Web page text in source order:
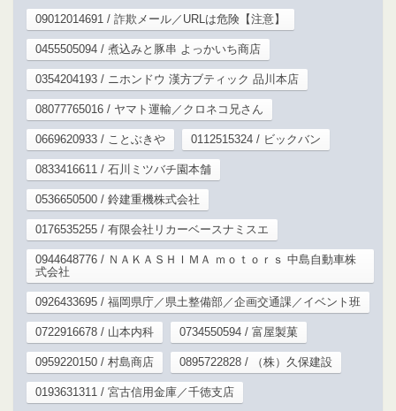
09012014691 / 詐欺メール／URLは危険【注意】
0455505094 / 煮込みと豚串 よっかいち商店
0354204193 / ニホンドウ 漢方ブティック 品川本店
08077765016 / ヤマト運輸／クロネコ兄さん
0669620933 / ことぶきや 0112515324 / ビックバン
0833416611 / 石川ミツバチ園本舗
0536650500 / 鈴建重機株式会社
0176535255 / 有限会社リカーベースナミスエ
0944648776 / ＮＡＫＡＳＨＩＭＡ ｍｏｔｏｒｓ 中島自動車株
式会社
0926433695 / 福岡県庁／県土整備部／企画交通課／イベント班
0722916678 / 山本内科 0734550594 / 富屋製菓
0959220150 / 村島商店 0895722828 / （株）久保建設
0193631311 / 宮古信用金庫／千徳支店